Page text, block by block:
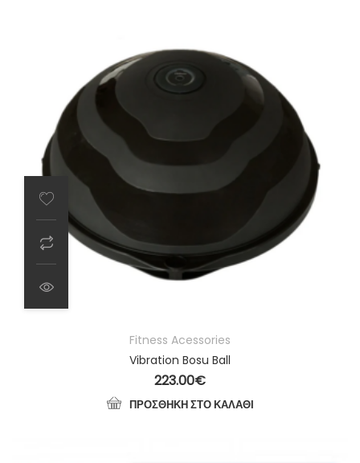
Fitness Acessories
Vibration Bosu Ball
223.00€
ΠΡΟΣΘΉΚΗ ΣΤΟ ΚΑΛΆΘΙ